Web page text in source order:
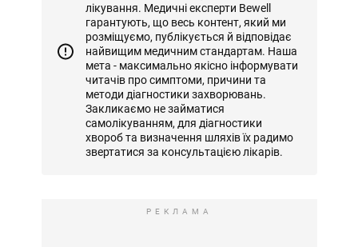
лікування. Медичні експерти Bewell
гарантують, що весь контент, який ми
розміщуємо, публікується й відповідає
найвищим медичним стандартам. Наша
мета - максимально якісно інформувати
читачів про симптоми, причини та
методи діагностики захворювань.
Закликаємо не займатися
самолікуванням, для діагностики
хвороб та визначення шляхів їх радимо
звертатися за консультацією лікарів.
РЕКЛАМА